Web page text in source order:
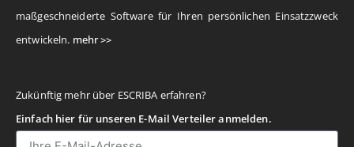
maßgeschneiderte Software für Ihren persönlichen Einsatzzweck
entwickeln. mehr >>
Zukünftig mehr über ESCRIBA erfahren?
Einfach hier für unseren E-Mail Verteiler anmelden.